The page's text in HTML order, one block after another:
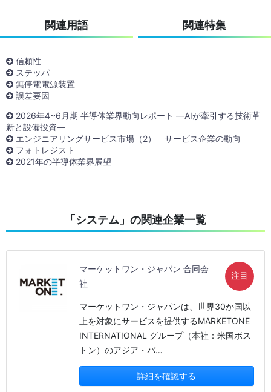
関連用語 関連特集
信頼性
ステッパ
無停電電源装置
誤差要因
2026年4~6月期 半導体業界動向レポート ―AIが牽引する技術革
新と設備投資―
エンジニアリングサービス市場（2） サービス企業の動向
フォトレジスト
2021年の半導体業界展望
「システム」の関連企業一覧
マーケットワン・ジャパン 合同会
社
注目
マーケットワン・ジャパンは、世界30か国以
上を対象にサービスを提供するMARKETONE
INTERNATIONAL グループ（本社：米国ボス
トン）のアジア・パ…
詳細を確認する